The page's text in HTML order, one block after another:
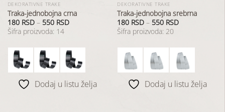
DEKORATIVNE TRAKE
Traka-jednobojna crna
180 RSD– 550 RSD
Šifra proizvoda: 14
Dodaj u listu želja
DEKORATIVNE TRAKE
Traka-jednobojna srebrna
180 RSD – 550 RSD
Šifra proizvoda: 20
Dodaj u listu želja